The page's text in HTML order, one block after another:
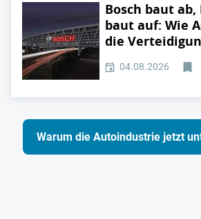
Bosch baut
baut auf: Wie
die
04.08.2026
Warum die Autoindustrie jetzt